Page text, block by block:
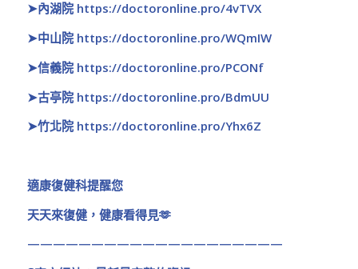
➤內湖院 https://doctoronline.pro/4vTVX
➤中山院 https://doctoronline.pro/WQmIW
➤信義院 https://doctoronline.pro/PCONf
➤古亭院 https://doctoronline.pro/BdmUU
➤竹北院 https://doctoronline.pro/Yhx6Z
適康復健科提醒您
天天來復健，健康看得見🫶
————————————————————